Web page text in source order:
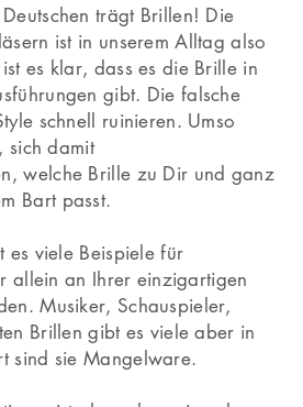
trägt Brillen! Die
ist in unserem Alltag also
es klar, dass es die Brille in
gibt. Die falsche
schnell ruinieren. Umso
sich damit
welche Brille zu Dir und ganz
Bart passt.
es viele Beispiele für
allein an Ihrer einzigartigen
Musiker, Schauspieler,
Brillen gibt es viele aber in
sind sie Mangelware.